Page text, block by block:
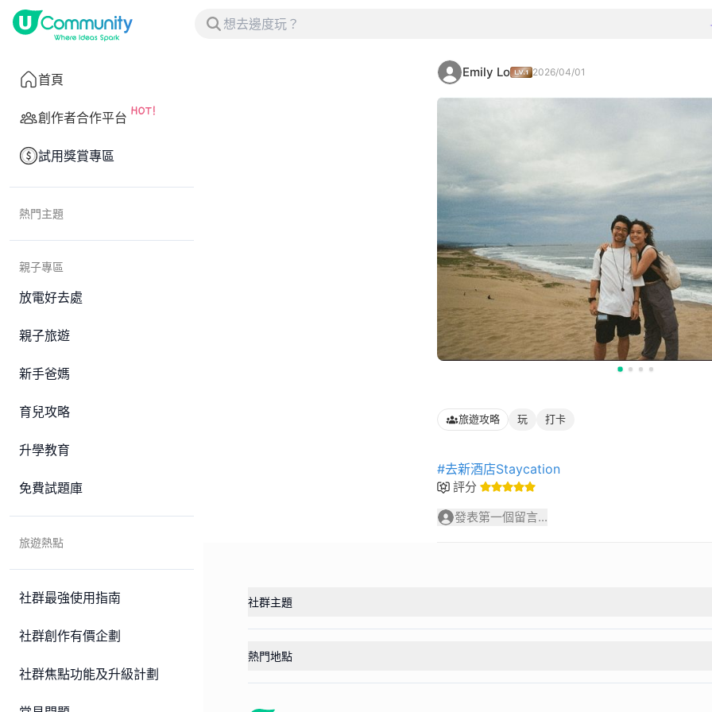
首頁
創作者合作平台
試用獎賞專區
熱門主題
親子專區
放電好去處
親子旅遊
新手爸媽
育兒攻略
升學教育
免費試題庫
旅遊熱點
社群最強使用指南
社群創作有價企劃
社群焦點功能及升級計劃
Emily Lo 2026/04/01
旅遊攻略 玩 打卡
#去新酒店Staycation
評分
發表第一個留言...
社群主題
熱門地點